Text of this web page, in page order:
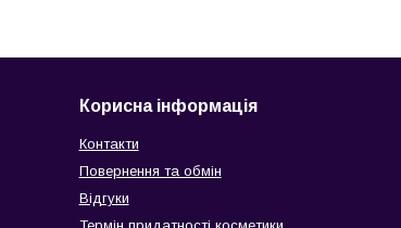
Корисна інформація
Контакти
Повернення та обмін
Відгуки